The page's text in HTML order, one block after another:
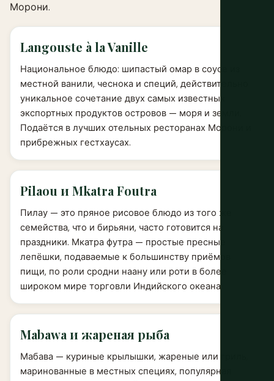
Морони.
Langouste à la Vanille
Национальное блюдо: шипастый омар в соусе из
местной ванили, чеснока и специй, действительно
уникальное сочетание двух самых известных
экспортных продуктов островов — моря и земли.
Подаётся в лучших отельных ресторанах Морони и
прибрежных гестхаусах.
Pilaou и Mkatra Foutra
Пилау — это пряное рисовое блюдо из того же
семейства, что и бирьяни, часто готовится на
праздники. Мкатра футра — простые пресные
лепёшки, подаваемые к большинству приёмов
пищи, по роли сродни наану или роти в более
широком мире торговли Индийского океана.
Mabawa и жареная рыба
Мабава — куриные крылышки, жареные или гриль,
маринованные в местных специях, популярная